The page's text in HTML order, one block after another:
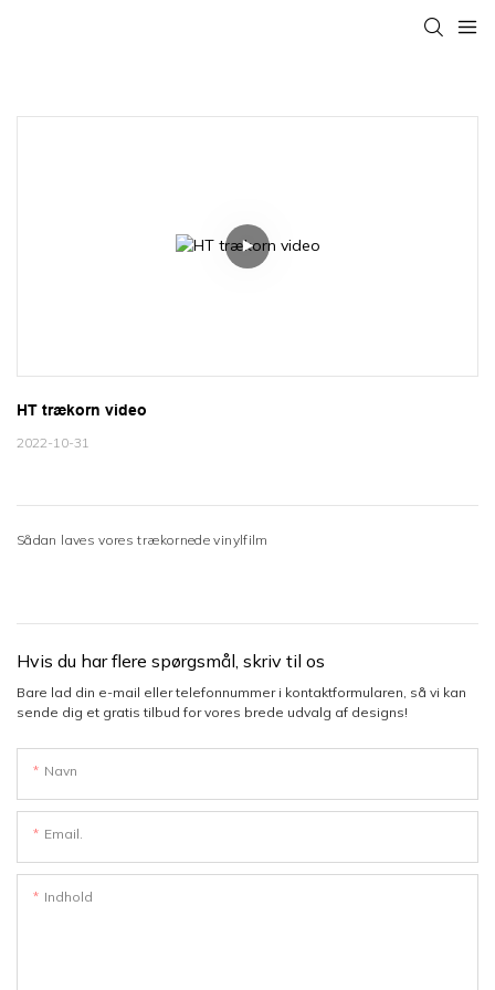
HT trækorn video
2022-10-31
Sådan laves vores trækornede vinylfilm
Hvis du har flere spørgsmål, skriv til os
Bare lad din e-mail eller telefonnummer i kontaktformularen, så vi kan
sende dig et gratis tilbud for vores brede udvalg af designs!
Navn
Email.
Indhold